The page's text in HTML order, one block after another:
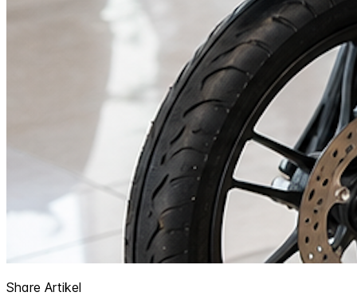
Share Artikel